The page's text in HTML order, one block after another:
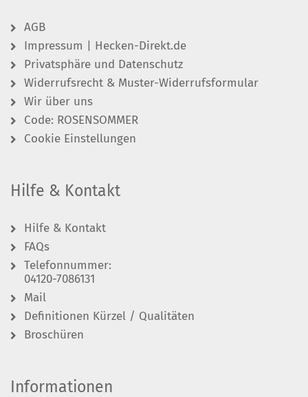
AGB
Impressum | Hecken-Direkt.de
Privatsphäre und Datenschutz
Widerrufsrecht & Muster-Widerrufsformular
Wir über uns
Code: ROSENSOMMER
Cookie Einstellungen
Hilfe & Kontakt
Hilfe & Kontakt
FAQs
Telefonnummer:
04120-7086131
Mail
Definitionen Kürzel / Qualitäten
Broschüren
Informationen